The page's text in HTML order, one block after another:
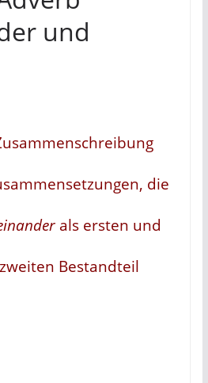
und
die
als ersten und
Bestandteil